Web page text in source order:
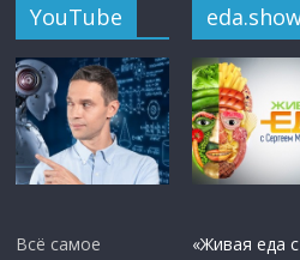
YouTube
Всё самое
«Живая еда с